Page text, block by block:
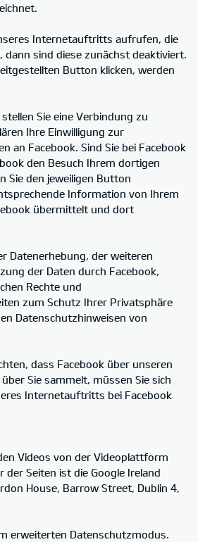
Internetauftritts aufrufen, die
dann sind diese zunächst deaktiviert.
Button klicken, werden
Sie eine Verbindung zu
Ihre Einwilligung zur
an Facebook. Sind Sie bei Facebook
den Besuch Ihrem dortigen
Sie den jeweiligen Button
Information von Ihrem
übermittelt und dort
Datenerhebung, der weiteren
der Daten durch Facebook,
Rechte und
zum Schutz Ihrer Privatsphäre
Datenschutzhinweisen von
dass Facebook über unseren
Sie sammelt, müssen Sie sich
Internetauftritts bei Facebook
Videos von der Videoplattform
der Seiten ist die Google Ireland
House, Barrow Street, Dublin 4,
erweiterten Datenschutzmodus.